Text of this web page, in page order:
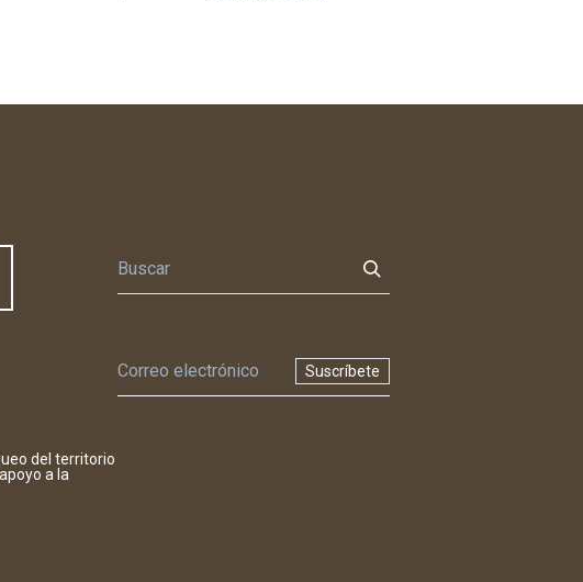
Suscríbete
del territorio
a la